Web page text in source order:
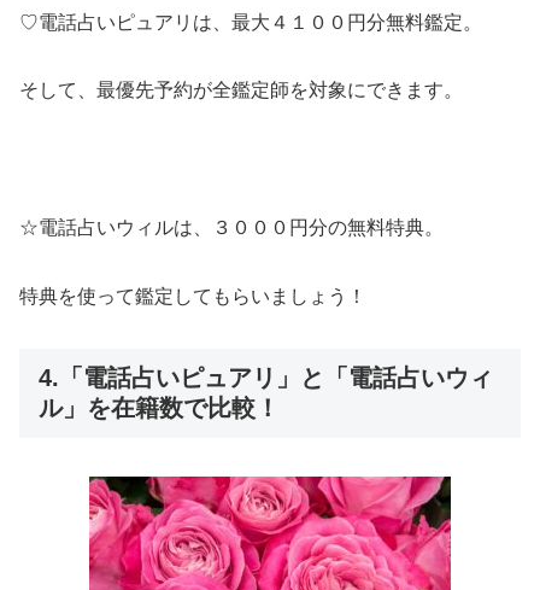
♡電話占いピュアリは、最大４１００円分無料鑑定。
そして、最優先予約が全鑑定師を対象にできます。
☆電話占いウィルは、３０００円分の無料特典。
特典を使って鑑定してもらいましょう！
4.「電話占いピュアリ」と「電話占いウィ
ル」を在籍数で比較！